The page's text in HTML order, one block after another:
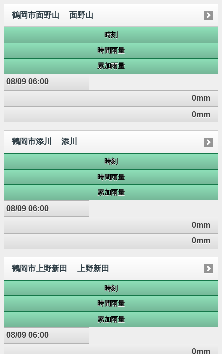
鶴岡市面野山 面野山
時刻
時間雨量
累加雨量
08/09 06:00
0mm
0mm
鶴岡市添川 添川
時刻
時間雨量
累加雨量
08/09 06:00
0mm
0mm
鶴岡市上野新田 上野新田
時刻
時間雨量
累加雨量
08/09 06:00
0mm